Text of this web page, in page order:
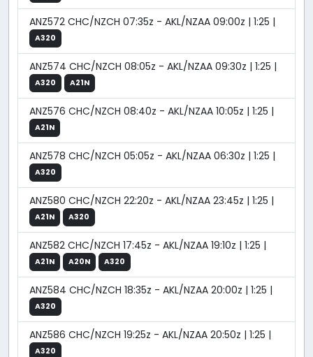
ANZ572 CHC/NZCH 07:35z - AKL/NZAA 09:00z | 1:25 |
A320
ANZ574 CHC/NZCH 08:05z - AKL/NZAA 09:30z | 1:25 |
A320 A21N
ANZ576 CHC/NZCH 08:40z - AKL/NZAA 10:05z | 1:25 |
A21N
ANZ578 CHC/NZCH 05:05z - AKL/NZAA 06:30z | 1:25 |
A320
ANZ580 CHC/NZCH 22:20z - AKL/NZAA 23:45z | 1:25 |
A21N A320
ANZ582 CHC/NZCH 17:45z - AKL/NZAA 19:10z | 1:25 |
A21N A20N A320
ANZ584 CHC/NZCH 18:35z - AKL/NZAA 20:00z | 1:25 |
A320
ANZ586 CHC/NZCH 19:25z - AKL/NZAA 20:50z | 1:25 |
A320